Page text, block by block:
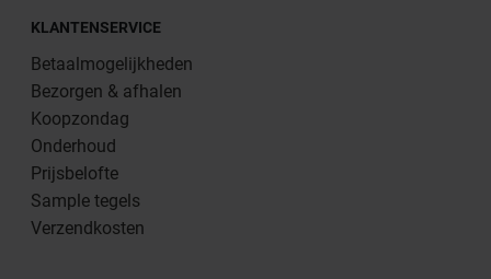
KLANTENSERVICE
Betaalmogelijkheden
Bezorgen & afhalen
Koopzondag
Onderhoud
Prijsbelofte
Sample tegels
Verzendkosten